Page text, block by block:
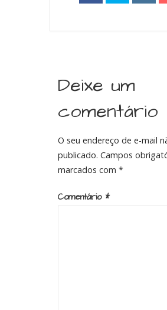
Deixe um
comentário
O seu endereço de e-mail
publicado. Campos
marcados com*
Comentário *